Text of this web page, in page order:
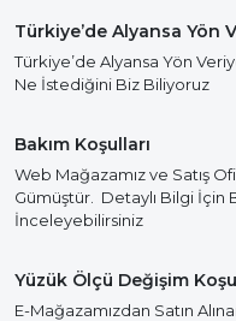
Türkiye’de Alyansa Yön
Türkiye’de Alyansa Yön
Ne İstediğini Biz Biliyoruz
Bakım Koşulları
Web Mağazamız ve Satış
Gümüştür. Detaylı Bilgi İçin
İnceleyebilirsiniz
Yüzük Ölçü Değişim
E-Mağazamızdan Satın